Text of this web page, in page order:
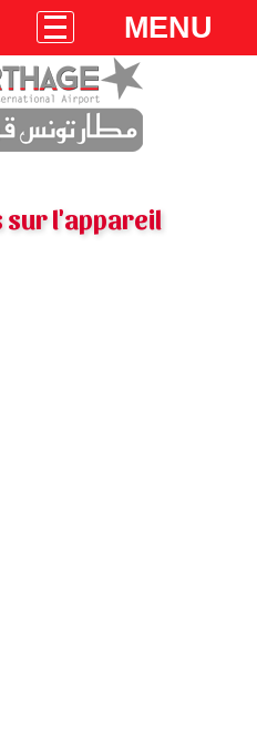
MENU
l'appareil